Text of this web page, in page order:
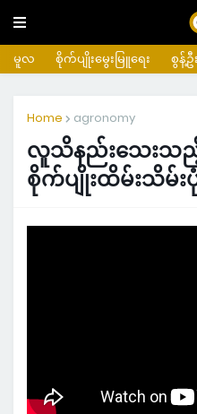
မူလ စိုက်ပျိုးမွေးမြူရေး စွန့်ဦ
Home agronomy
လူသိနည်းသေးသည့်
စိုက်ပျိုးထိမ်းသိမ်း